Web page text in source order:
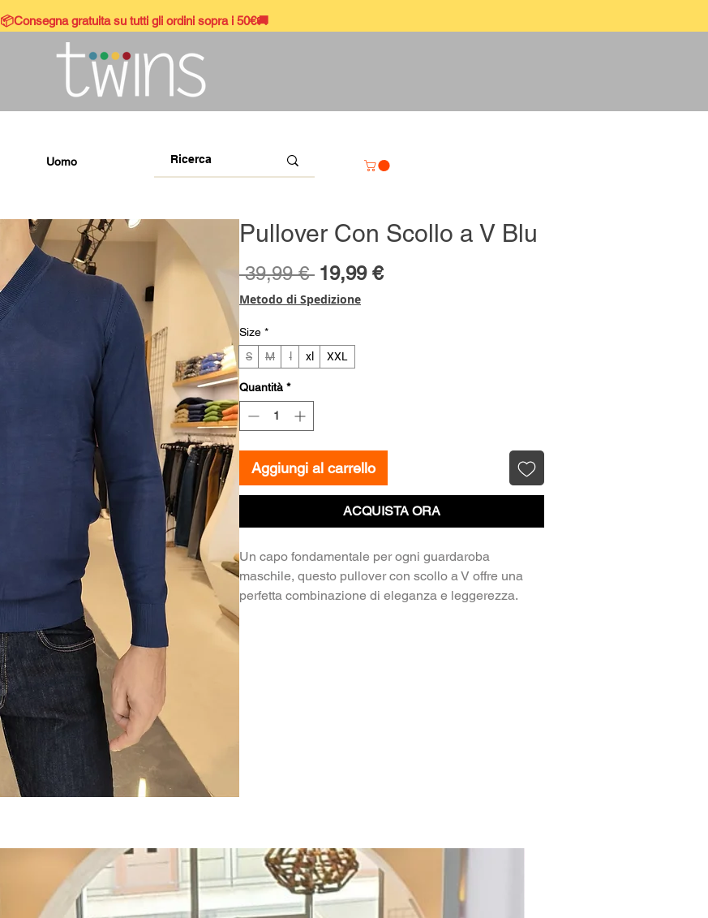
📦Consegna gratuita su tutti gli ordini sopra i 50€🚚
Uomo
Pullover Con Scollo a V Blu
39,99 € Prezzo
regolare
19,99 €Prezzo
Metodo di Spedizione
Size *
S
M l xl XXL
Quantità *
Aggiungi al carrello
ACQUISTA ORA
​Un capo fondamentale per ogni guardaroba
maschile, questo pullover con scollo a V offre una
perfetta combinazione di eleganza e leggerezza.
passepartout per l'ufficio, l'aperitivo o il tempo libero.
​Lavorazione: Maglia rasata fine
​Modello: Scollo a V
​Vestibilità: Regolare/Slim